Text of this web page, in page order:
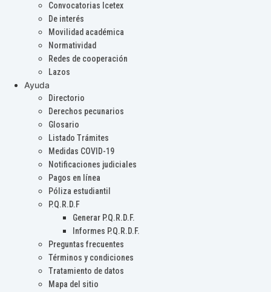
Convocatorias Icetex
De interés
Movilidad académica
Normatividad
Redes de cooperación
Lazos
Ayuda
Directorio
Derechos pecunarios
Glosario
Listado Trámites
Medidas COVID-19
Notificaciones judiciales
Pagos en línea
Póliza estudiantil
P.Q.R.D.F
Generar P.Q.R.D.F.
Informes P.Q.R.D.F.
Preguntas frecuentes
Términos y condiciones
Tratamiento de datos
Mapa del sitio